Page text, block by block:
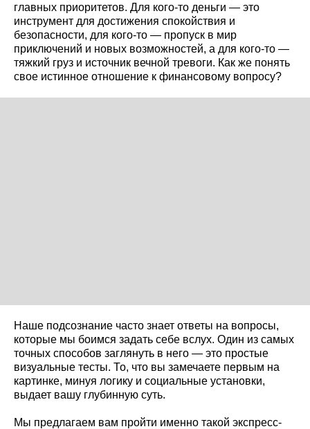
главных приоритетов. Для кого-то деньги — это
инструмент для достижения спокойствия и
безопасности, для кого-то — пропуск в мир
приключений и новых возможностей, а для кого-то —
тяжкий груз и источник вечной тревоги. Как же понять
свое истинное отношение к финансовому вопросу?
Наше подсознание часто знает ответы на вопросы,
которые мы боимся задать себе вслух. Один из самых
точных способов заглянуть в него — это простые
визуальные тесты. То, что вы замечаете первым на
картинке, минуя логику и социальные установки,
выдает вашу глубинную суть.
Мы предлагаем вам пройти именно такой экспресс-